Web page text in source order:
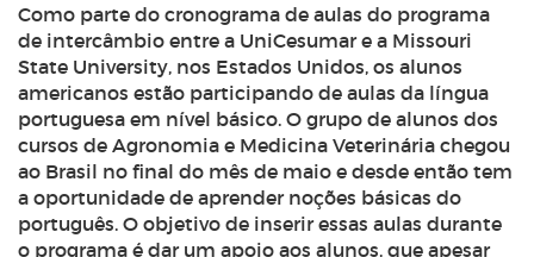
Como parte do cronograma de aulas do programa
de intercâmbio entre a UniCesumar e a Missouri
State University, nos Estados Unidos, os alunos
americanos estão participando de aulas da língua
portuguesa em nível básico. O grupo de alunos dos
cursos de Agronomia e Medicina Veterinária chegou
ao Brasil no final do mês de maio e desde então tem
a oportunidade de aprender noções básicas do
português. O objetivo de inserir essas aulas durante
o programa é dar um apoio aos alunos, que apesar